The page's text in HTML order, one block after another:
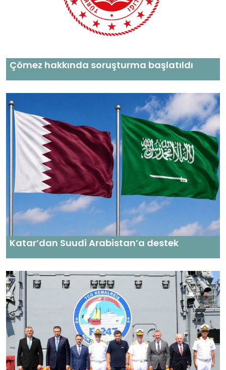
Çömez hakkında soruşturma başlatıldı
Katar’dan Suudi Arabistan’a destek